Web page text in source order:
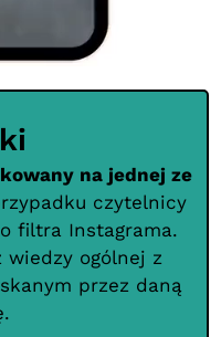
na jednej ze
czytelnicy
filtra Instagrama.
wiedzy ogólnej z
przez daną